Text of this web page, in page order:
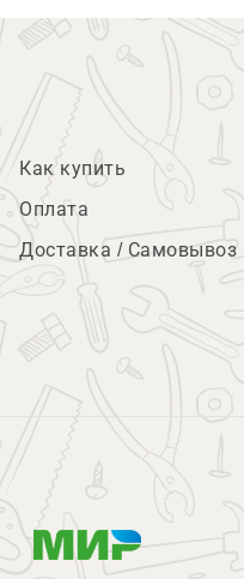
Как купить
Оплата
Доставка / Самовывоз